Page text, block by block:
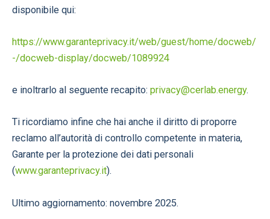
disponibile qui:
https://www.garanteprivacy.it/web/guest/home/docweb/
-/docweb-display/docweb/1089924
e inoltrarlo al seguente recapito: privacy@cerlab.energy.
Ti ricordiamo infine che hai anche il diritto di proporre
reclamo all’autorità di controllo competente in materia,
Garante per la protezione dei dati personali
(www.garanteprivacy.it).
Ultimo aggiornamento: novembre 2025.